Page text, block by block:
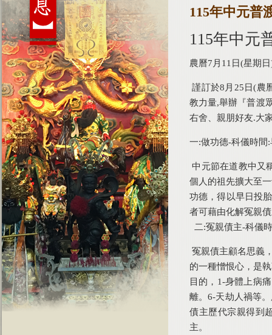
115年中元普
115年中元
農曆7月11日(星期
謹訂於8月25日(農
教力量,舉辦『普渡
右舍、親朋好友.大
一:做功德-科儀時間
中元節在道教中又
個人的祖先擴大至
功德，得以早日投
者可藉由化解冤親
二:冤親債主-科儀
冤親債主顧名思義
的一種憎恨心，是
目的，1-身體上病
離。6-天劫人禍等
債主歷代宗親得到
主。